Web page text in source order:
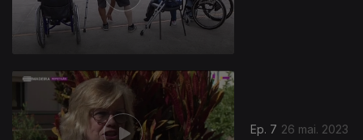
Ep. 7 26 mai. 2023